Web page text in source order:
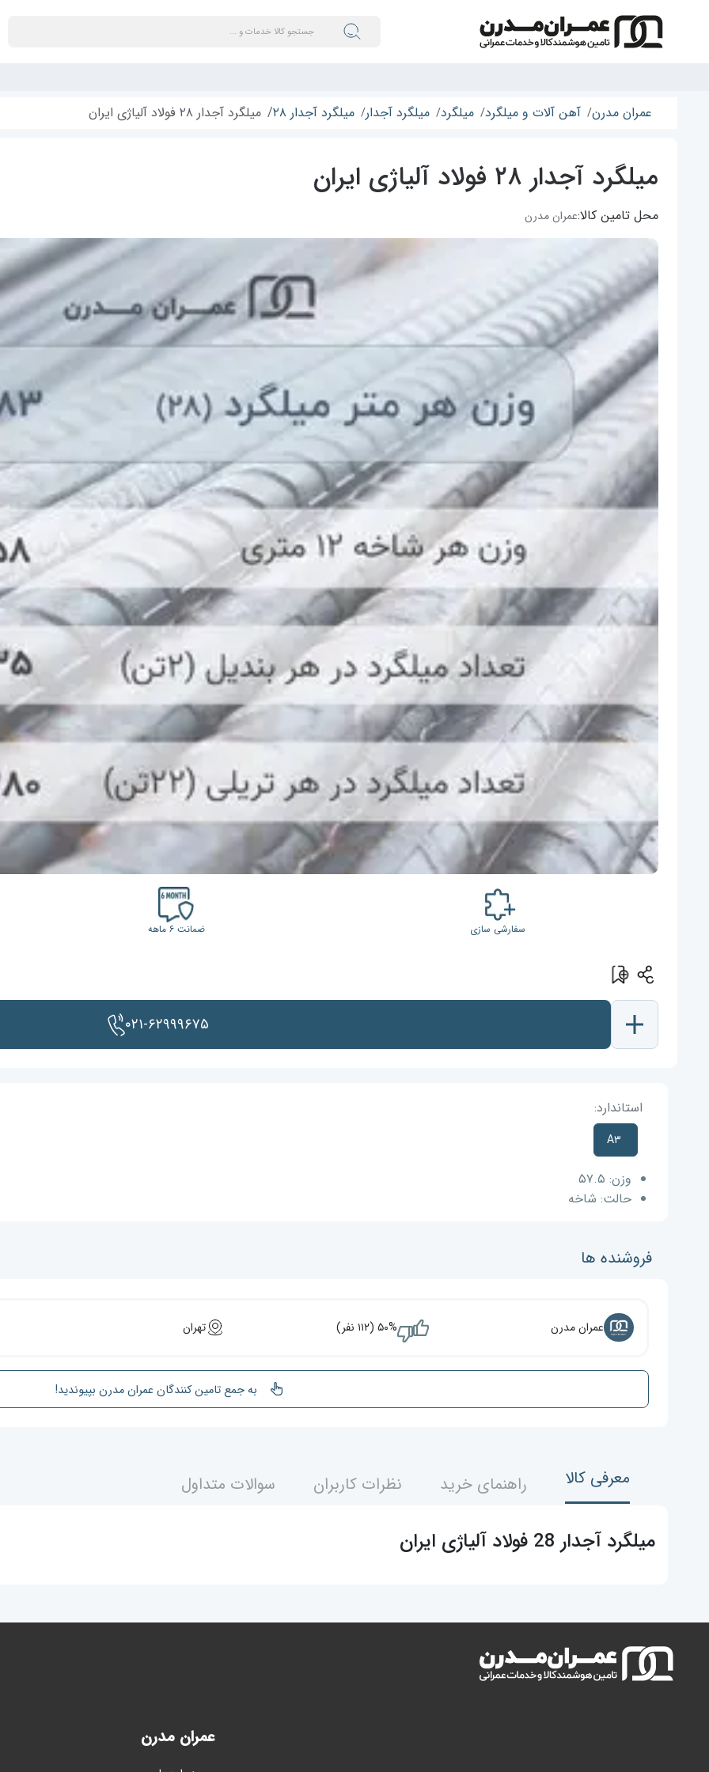
عمران مدرن آهن آلات و میلگرد میلگرد میلگرد آجدار میلگرد آجدار ۲۸ میلگرد آجدار ۲۸ فولاد آلیاژی ایران
میلگرد آجدار ۲۸ فولاد آلیاژی ایران
محل تامین کالا:عمران مدرن
سفارشی سازی ضمانت ۶ ماهه
۰۲۱-۶۲۹۹۹۶۷۵
استاندارد:
A۳
وزن: ۵۷.۵
حالت: شاخه
فروشنده ها
عمران مدرن ۵۰% (۱۱۲ نفر) تهران
به جمع تامین کنندگان عمران مدرن بپیوندید!
معرفی کالا راهنمای خرید نظرات کاربران سوالات متداول
میلگرد آجدار 28 فولاد آلیاژی ایران
عمران مدرن